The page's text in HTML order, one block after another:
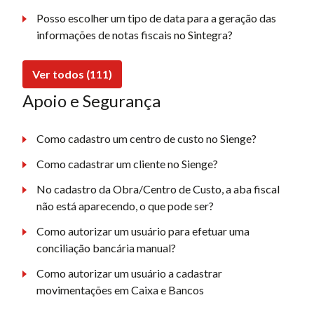
Posso escolher um tipo de data para a geração das
informações de notas fiscais no Sintegra?
Ver todos (111)
Apoio e Segurança
Como cadastro um centro de custo no Sienge?
Como cadastrar um cliente no Sienge?
No cadastro da Obra/Centro de Custo, a aba fiscal
não está aparecendo, o que pode ser?
Como autorizar um usuário para efetuar uma
conciliação bancária manual?
Como autorizar um usuário a cadastrar
movimentações em Caixa e Bancos